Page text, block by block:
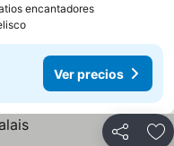
encantadores
Ver precios
Compartir